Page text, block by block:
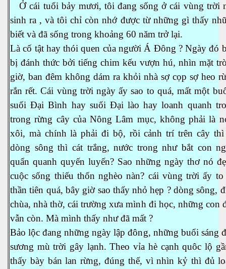
Ở cái tuổi bảy mươi, tôi đang sống ở cái vùng trời
sinh ra , và tôi chỉ còn nhớ được từ những gì thấy
biết và đã sống trong khoảng 60 năm trở lại.
Là cố tật hay thói quen của người Á Đông ? Ngày đó
bị đánh thức bởi tiếng chim kếu vượn hú, nhìn mặt
giờ, ban đêm không dám ra khỏi nhà sợ cọp sợ heo
rắn rết. Cái vùng trời ngày ấy sao to quá, mất một
suối Đại Bình hay suối Đại lào hay loanh quanh
trong rừng cây của Nông Lâm mục, không phải là
xôi, mà chính là phải đi bộ, rồi cảnh trí trên cây
dòng sông thì cát trắng, nước trong như bắt con
quẩn quanh quyến luyến? Sao những ngày thơ nó
cuộc sống thiếu thốn nghèo nàn? cái vùng trời ấy
thần tiên quá, bây giờ sao thấy nhỏ hẹp ? dòng sông,
chùa, nhà thờ, cái trường xưa mình đi học, những
vẫn còn. Mà mình thấy như đã mất ?
Bảo lộc đang những ngày lập đông, những buổi sáng
sương mù trời gây lạnh. Theo vỉa hè cạnh quôc lộ
thấy bày bán lan rừng, đúng thế, vì nhìn kỷ thì đủ